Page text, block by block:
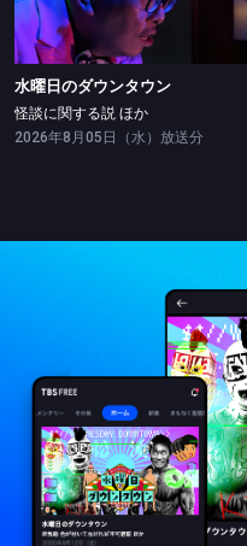
怪談に関する説 ほか
水曜日のダウンタウン
怪談に関する説 ほか
2026年8月05日（水）放送分